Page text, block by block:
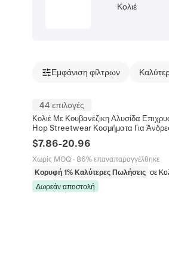
Κολιέ
Εμφάνιση φίλτρων
44 επιλογές
Κολιέ Με Κουβανέζικη Αλυσίδα
Hop Streetwear Κοσμήματα Για
$7.86-20.96
Χωρίς MOQ· 86% επαναπαραγγέλθηκε
Κορυφή 1% Καλύτερες Πωλήσεις σε
Δωρεάν αποστολή